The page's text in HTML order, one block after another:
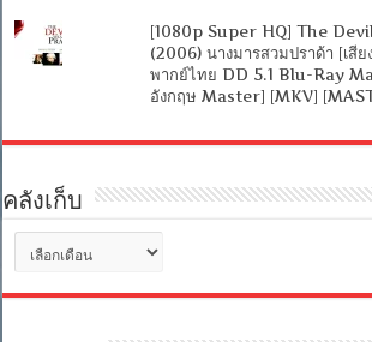
[1080p Super HQ] The
(2006) นางมารสวมปราด้า [เสี
พากย์ไทย DD 5.1 Blu-Ray
อังกฤษ Master] [MKV]
คลังเก็บ
คลัง
เก็บ